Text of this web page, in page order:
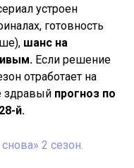
устроен
готовность
шанс на
Если решение
отработает на
здравый прогноз по
й.
2 сезон.